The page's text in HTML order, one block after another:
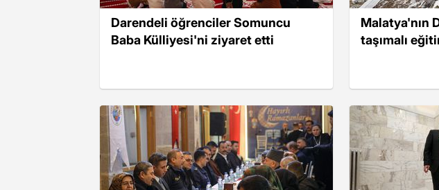
Darendeli öğrenciler Somuncu
Baba Külliyesi'ni ziyaret etti
Malatya'nın
taşımalı